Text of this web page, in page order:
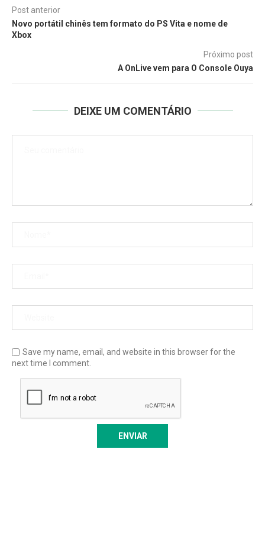
Post anterior
Novo portátil chinês tem formato do PS Vita e nome de
Xbox
Próximo post
A OnLive vem para O Console Ouya
DEIXE UM COMENTÁRIO
Save my name, email, and website in this browser for the
next time I comment.